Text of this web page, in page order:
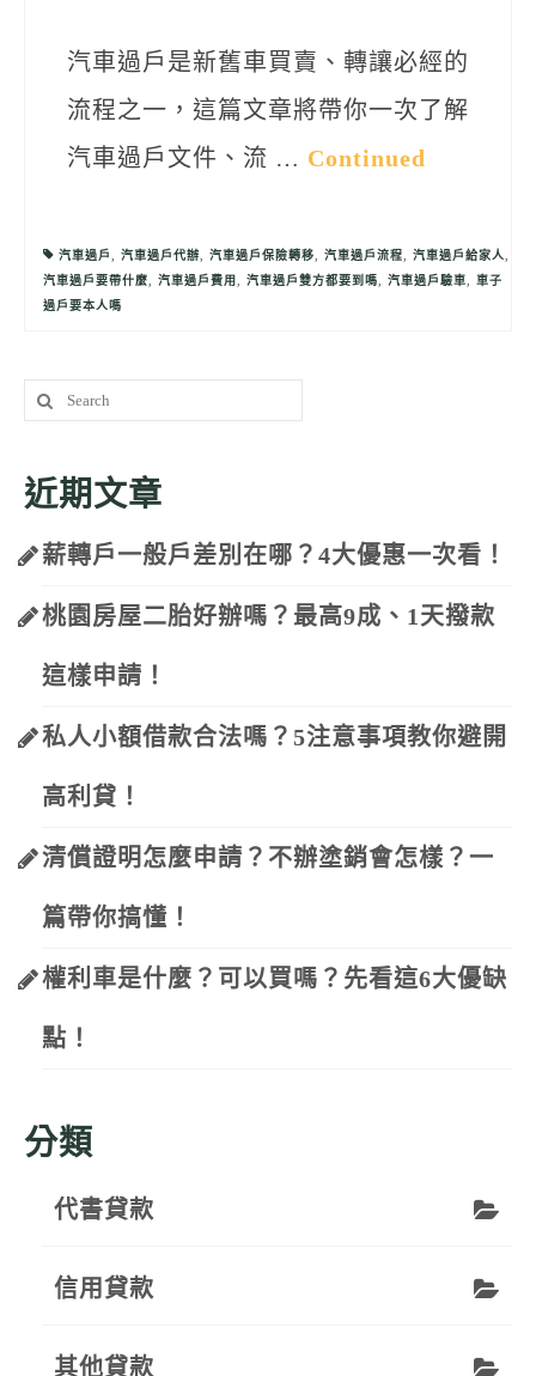
汽車過戶是新舊車買賣、轉讓必經的
流程之一，這篇文章將帶你一次了解
汽車過戶文件、流 … Continued
汽車過戶, 汽車過戶代辦, 汽車過戶保險轉移, 汽車過戶流程, 汽車過戶給家人,
汽車過戶要帶什麼, 汽車過戶費用, 汽車過戶雙方都要到嗎, 汽車過戶驗車, 車子
過戶要本人嗎
Search
for:
近期文章
薪轉戶一般戶差別在哪？4大優惠一次看！
桃園房屋二胎好辦嗎？最高9成、1天撥款
這樣申請！
私人小額借款合法嗎？5注意事項教你避開
高利貸！
清償證明怎麼申請？不辦塗銷會怎樣？一
篇帶你搞懂！
權利車是什麼？可以買嗎？先看這6大優缺
點！
分類
代書貸款
信用貸款
其他貸款